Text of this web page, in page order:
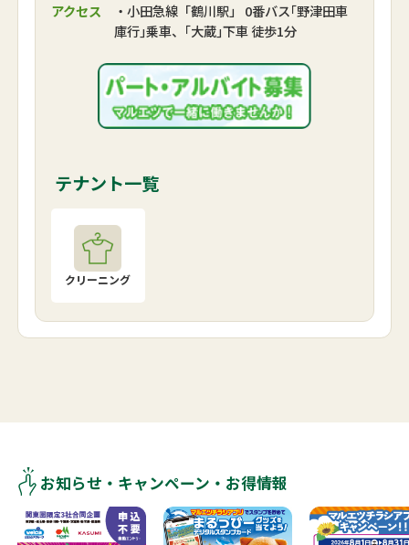
アクセス
・小田急線「鶴川駅」 0番バス｢野津田車
庫行｣乗車、｢大蔵｣下車 徒歩1分
テナント一覧
クリーニング
お知らせ・キャンペーン・お得情報